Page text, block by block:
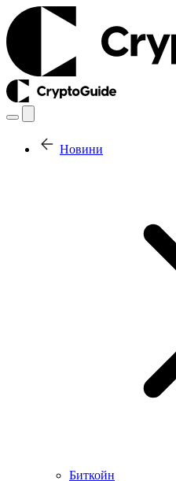
Новини
Биткойн